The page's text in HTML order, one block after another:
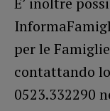
per le
contattando
0523.332290